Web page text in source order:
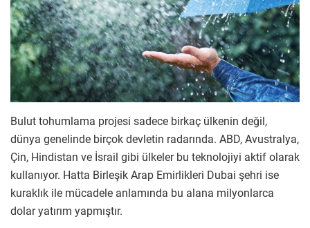
Bulut tohumlama projesi sadece birkaç ülkenin değil,
dünya genelinde birçok devletin radarında. ABD, Avustralya,
Çin, Hindistan ve İsrail gibi ülkeler bu teknolojiyi aktif olarak
kullanıyor. Hatta Birleşik Arap Emirlikleri Dubai şehri ise
kuraklık ile mücadele anlamında bu alana milyonlarca
dolar yatırım yapmıştır.